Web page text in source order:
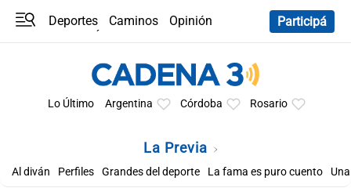
Deportes Caminos
Opinión
Participá
Lo Último Argentina Córdoba Rosario
La Previa
Al diván Perfiles Grandes del deporte La fama es puro cuento